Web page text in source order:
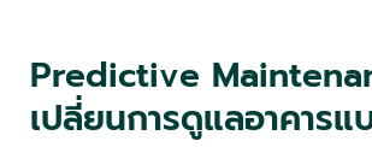
Predictive
เปลี่ยนการดูแลอาคารแ